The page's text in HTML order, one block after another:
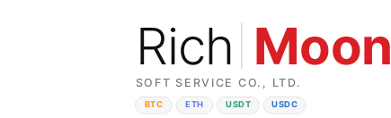
Rich Moon
SOFT SERVICE CO., LTD.
BTC ETH USDT USDC